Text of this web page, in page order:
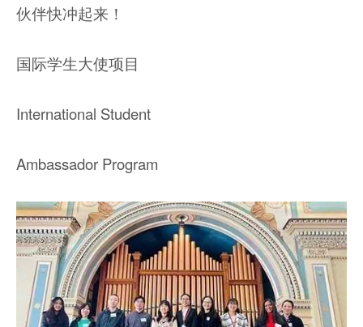
伙伴快冲起来！
国际学生大使项目
International Student
Ambassador Program